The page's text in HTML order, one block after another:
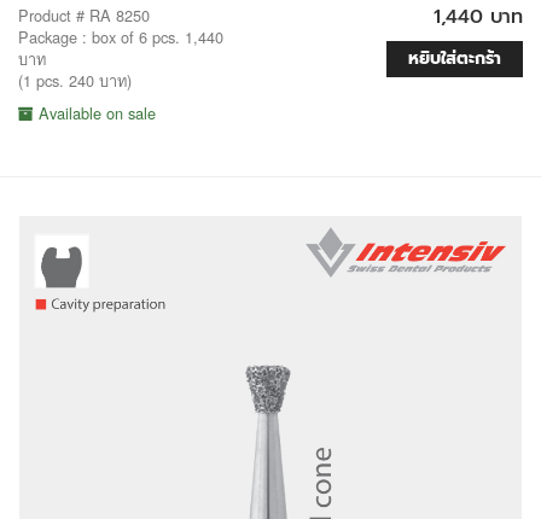
Product # RA 8250
Package : box of 6 pcs. 1,440
บาท
(1 pcs. 240 บาท)
Available on sale
1,440 บาท
หยิบใส่ตะกร้า